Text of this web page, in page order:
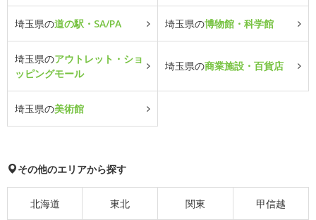
埼玉県の道の駅・SA/PA 埼玉県の博物館・科学館
埼玉県のアウトレット・ショ
ッピングモール
埼玉県の商業施設・百貨店
埼玉県の美術館
その他のエリアから探す
北海道 東北 関東 甲信越